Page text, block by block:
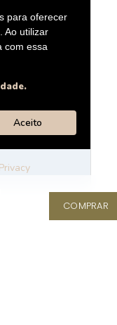
COMPRAR